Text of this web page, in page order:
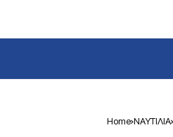
Home ΝΑΥΤΙΛΙΑ